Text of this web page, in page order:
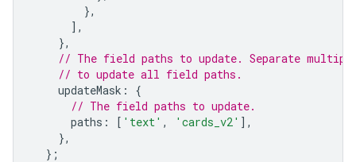
},
],
},
// The field paths to update. Separate
// to update all field paths.
updateMask :
{
// The field paths to update.
paths : [ 'text' , 'cards_v2' ],
},
};